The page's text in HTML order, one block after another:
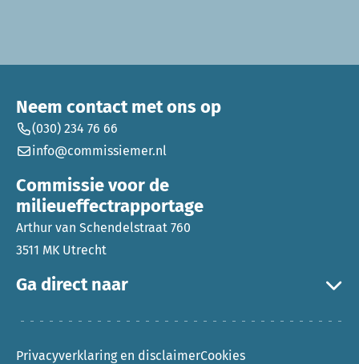
Ga direct naar
Neem contact met ons op
(030) 234 76 66
info@commissiemer.nl
Commissie voor de
milieueffectrapportage
Arthur van Schendelstraat 760
3511 MK Utrecht
Privacyverklaring en disclaimerCookies